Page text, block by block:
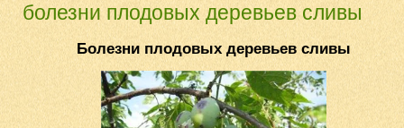
болезни плодовых деревьев сливы
Болезни плодовых деревьев сливы